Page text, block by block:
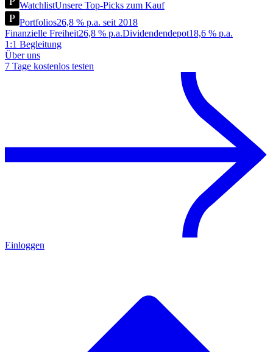
WatchlistUnsere Top-Picks zum Kauf
Portfolios26,8 % p.a. seit 2018
Finanzielle Freiheit26,8 % p.a.Dividendendepot18,6 % p.a.
1:1 Begleitung
Über uns
7 Tage kostenlos testen
Einloggen